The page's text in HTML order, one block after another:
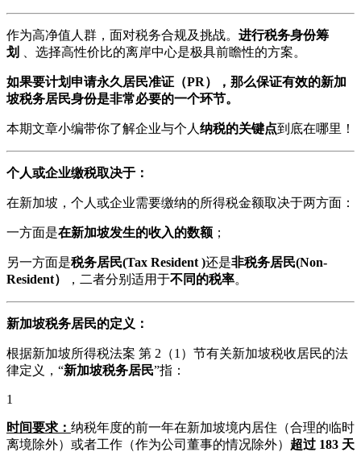
作为高净值人群，面对税务合规及挑战。 进行税务身份筹
划
、选择高性价比的离岸中心是极具前瞻性的方案。
如果要计划申请永久居民准证（PR），那么保证有效的新加
坡税务居民身份是非常必要的一个环节。
本期文章小编带你了解企业与个人 纳税的关键点到底在哪里！
个人或企业缴税取决于：
在新加坡，个人或企业需要缴纳的所得税金额取决于两方面：
一方面是在新加坡发生的收入的数额 ；
另一方面是税务居民(Tax Resident )还是非税务居民(Non-
Resident）
，二者分别适用于不同的税率。
新加坡税务居民的定义：
根据新加坡所得税法案 第 2（1）节有关新加坡税收居民的法
律定义，“新加坡税务居民”指：
1
时间要求： 纳税年度的前一年在新加坡境内居住（合理的临时
离境除外）或者工作（作为公司董事的情况除外） 超过 183 天